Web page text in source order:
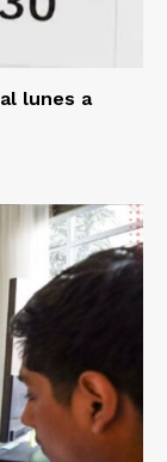
lunes a